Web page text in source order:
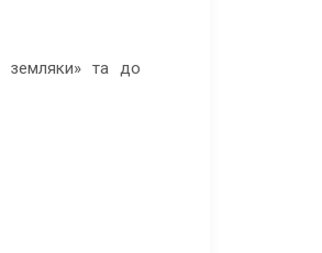
земляки» та до